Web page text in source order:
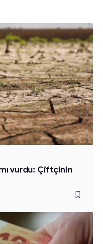
vurdu: Çiftçinin